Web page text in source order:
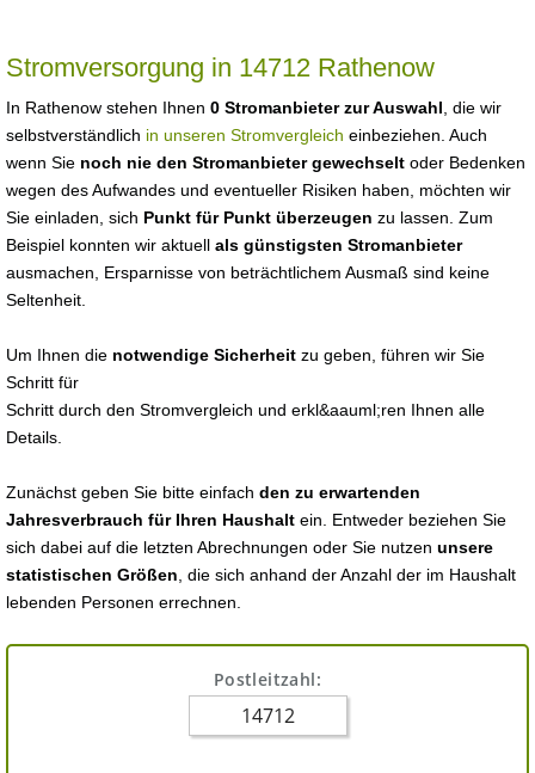
Stromversorgung in 14712 Rathenow
In Rathenow stehen Ihnen 0 Stromanbieter zur Auswahl , die wir
selbstverständlich in unseren Stromvergleich einbeziehen. Auch
wenn Sie noch nie den Stromanbieter gewechselt oder Bedenken
wegen des Aufwandes und eventueller Risiken haben, möchten wir
Sie einladen, sich Punkt für Punkt überzeugen zu lassen. Zum
Beispiel konnten wir aktuell als günstigsten Stromanbieter
ausmachen, Ersparnisse von beträchtlichem Ausmaß sind keine
Seltenheit.
Um Ihnen die notwendige Sicherheit zu geben, führen wir Sie
Schritt für
Schritt durch den Stromvergleich und erkl&aauml;ren Ihnen alle
Details.
Zunächst geben Sie bitte einfach den zu erwartenden
Jahresverbrauch für Ihren Haushalt ein. Entweder beziehen Sie
sich dabei auf die letzten Abrechnungen oder Sie nutzen unsere
statistischen Größen , die sich anhand der Anzahl der im Haushalt
lebenden Personen errechnen.
Postleitzahl: